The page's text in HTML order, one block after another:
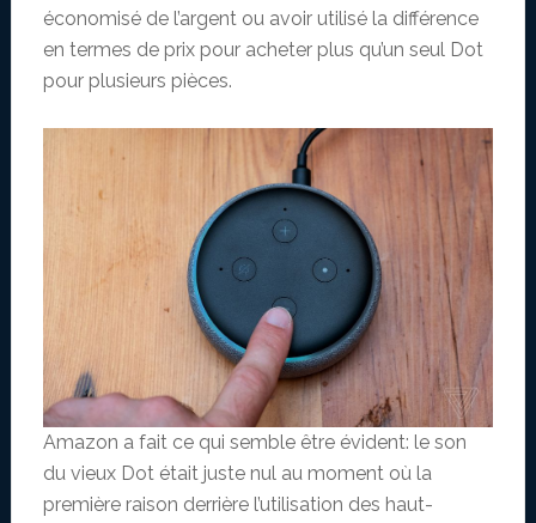
économisé de l’argent ou avoir utilisé la différence
en termes de prix pour acheter plus qu’un seul Dot
pour plusieurs pièces.
Amazon a fait ce qui semble être évident: le son
du vieux Dot était juste nul au moment où la
première raison derrière l’utilisation des haut-